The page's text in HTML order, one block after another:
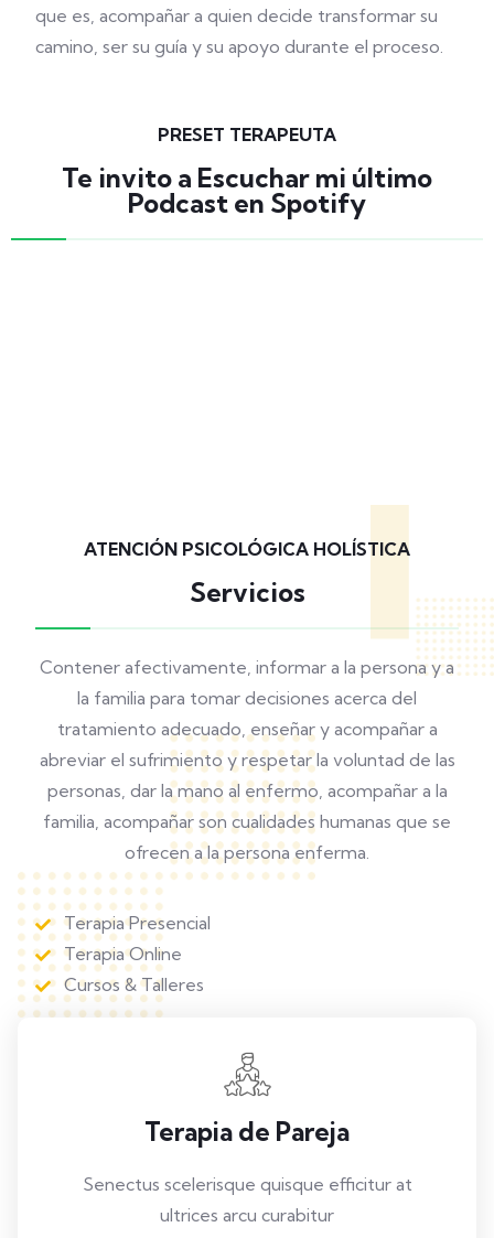
que es, acompañar a quien decide transformar su
camino, ser su guía y su apoyo durante el proceso.
PRESET TERAPEUTA
Te invito a Escuchar mi último
Podcast en Spotify
ATENCIÓN PSICOLÓGICA HOLÍSTICA
Servicios
Contener afectivamente, informar a la persona y a
la familia para tomar decisiones acerca del
tratamiento adecuado, enseñar y acompañar a
abreviar el sufrimiento y respetar la voluntad de las
personas, dar la mano al enfermo, acompañar a la
familia, acompañar son cualidades humanas que se
ofrecen a la persona enferma.
Terapia Presencial
Terapia Online
Cursos & Talleres
Terapia de Pareja
Senectus scelerisque quisque efficitur at
ultrices arcu curabitur